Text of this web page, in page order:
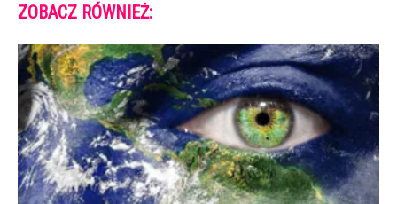
ZOBACZ RÓWNIEŻ: